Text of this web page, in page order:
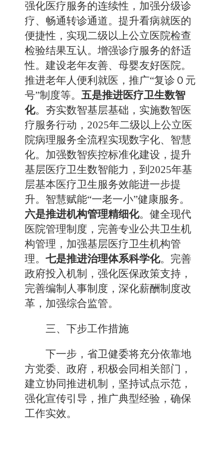
强化医疗服务的连续性，加强分级诊
疗、畅通转诊通道。提升看病就医的
便捷性，实现二级以上公立医院检查
检验结果互认。增强诊疗服务的舒适
性。建设老年友善、母婴友好医院。
推进老年人便利就医，推广“复诊０元
号”制度等。 五是推进医疗卫生数智
化。夯实数智基层基础，实施数智医
疗服务行动，2025年二级以上公立医
院病理服务全流程实现数字化、智慧
化。加强数智疾控标准化建设，提升
基层医疗卫生数智能力，到2025年基
层基本医疗卫生服务效能进一步提
升。智慧赋能“一老一小”健康服务。
六是推进机构管理精细化。健全现代
医院管理制度，完善专业公共卫生机
构管理，加强基层医疗卫生机构管
理。 七是推进治理体系科学化。完善
政府投入机制，强化医保政策支持，
完善编制人事制度，深化薪酬制度改
革，加强综合监管。
三、下步工作措施
下一步，省卫健委将充分依靠地
方党委、政府，积极会同相关部门，
建立协同推进机制，坚持试点示范，
强化宣传引导，推广典型经验，确保
工作实效。